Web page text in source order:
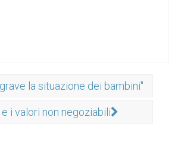
la situazione dei bambini"
i valori non negoziabili